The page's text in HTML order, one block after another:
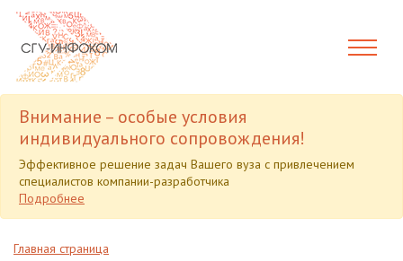
Внимание – особые условия
индивидуального сопровождения!
Эффективное решение задач Вашего вуза с привлечением
специалистов компании-разработчика
Подробнее
Главная страница